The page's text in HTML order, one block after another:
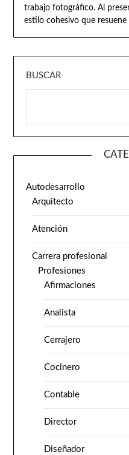
trabajo fotográfico. Al
estilo cohesivo que
BUSCAR
Autodesarrollo
Arquitecto
Atención
Carrera profesional
Profesiones
Afirmaciones
Analista
Cerrajero
Cocinero
Contable
Director
Diseñador